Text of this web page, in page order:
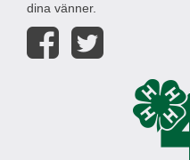
dina vänner.